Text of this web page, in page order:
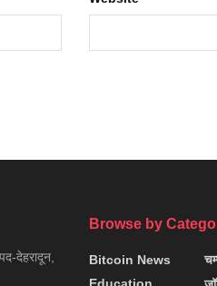
देहरादून,
Browse by
Bitcoin News
Education